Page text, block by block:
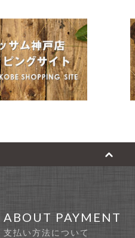
ABOUT PAYMENT
支払い方法について